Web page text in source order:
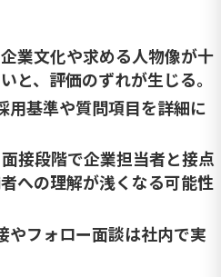
企業文化や求める人物像が十
と、評価のずれが生じる。
用基準や質問項目を詳細に
面接段階で企業担当者と接点
への理解が浅くなる可能性
やフォロー面談は社内で実